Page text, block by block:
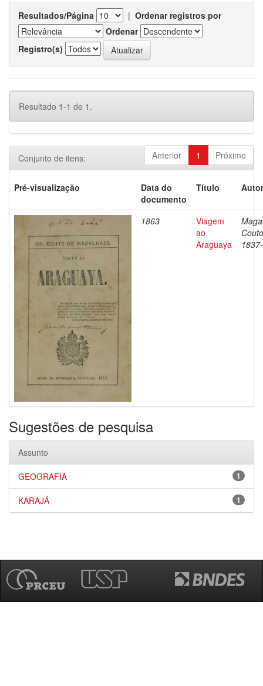
Resultados/Página | Ordenar registros por
Ordenar
Registro(s)
Resultado 1-1 de 1.
Anterior 1 Próximo
Conjunto de itens:
Pré-visualização
Data do
documento
Título
1863
Viagem
ao
Araguaya
Sugestões de pesquisa
Assunto
1
GEOGRAFIA
1
KARAJÁ